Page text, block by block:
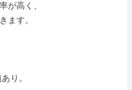
が高く、
ます。
り。